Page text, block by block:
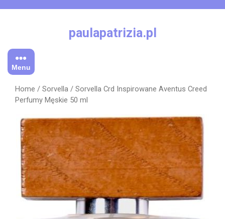
paulapatrizia.pl
Menu
Home / Sorvella / Sorvella Crd Inspirowane Aventus Creed
Perfumy Męskie 50 ml